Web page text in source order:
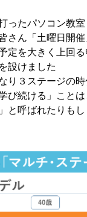
ったパソコン教室
さん「土曜日開
定を大きく上回
設けました
り３ステージの
び続ける」こと
と呼ばれたりも